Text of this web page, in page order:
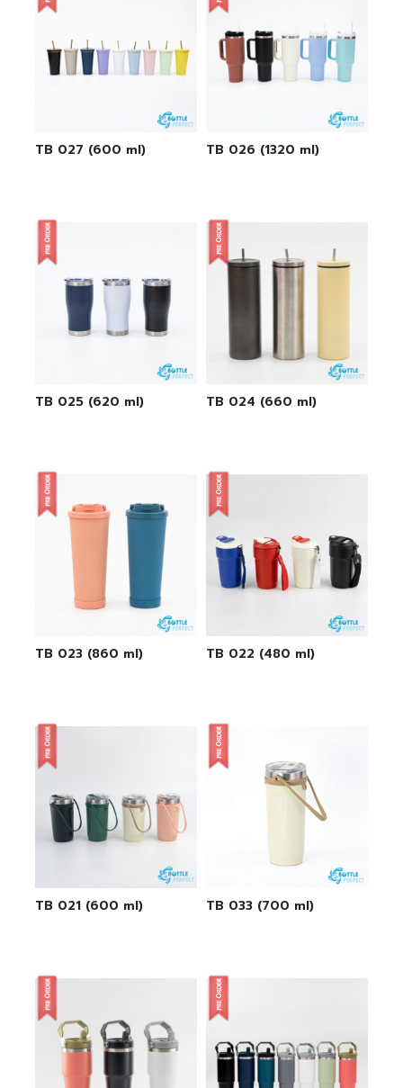
TB 027 (600 ml) TB 026 (1320 ml)
TB 025 (620 ml) TB 024 (660 ml)
TB 023 (860 ml) TB 022 (480 ml)
TB 021 (600 ml) TB 033 (700 ml)